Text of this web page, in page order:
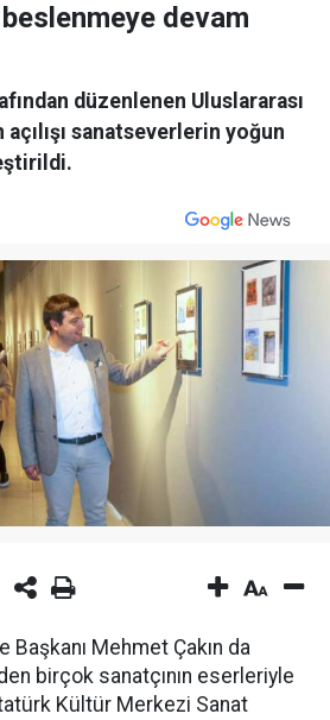
devam
düzenlenen Uluslararası
sanatseverlerin yoğun
Başkanı Mehmet Çakın da
birçok sanatçının eserleriyle
Kültür Merkezi Sanat